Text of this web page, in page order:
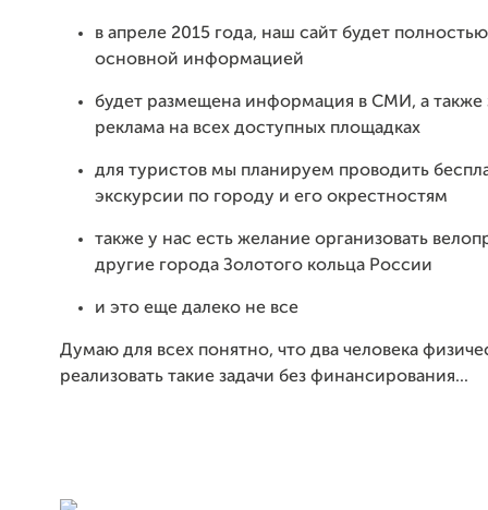
в апреле 2015 года, наш сайт будет
основной информацией
будет размещена информация в СМИ, а также
реклама на всех доступных площадках
для туристов мы планируем проводить
экскурсии по городу и его окрестностям
также у нас есть желание организовать
другие города Золотого кольца России
и это еще далеко не все
Думаю для всех понятно, что два человека
реализовать такие задачи без финансирования...